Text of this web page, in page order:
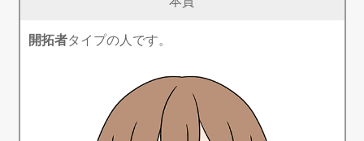
開拓者タイプの人です。